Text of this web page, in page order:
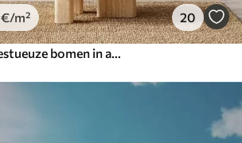
€/m² 20